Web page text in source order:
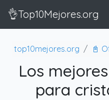
👌Top10Mejores.org
top10mejores.org 📓
Los
para